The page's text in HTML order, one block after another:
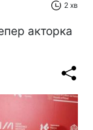
2 хв
акторка